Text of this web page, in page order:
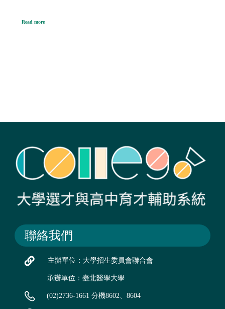
Read more
聯絡我們
主辦單位：大學招生委員會聯合會
承辦單位：臺北醫學大學
(02)2736-1661 分機8602、8604